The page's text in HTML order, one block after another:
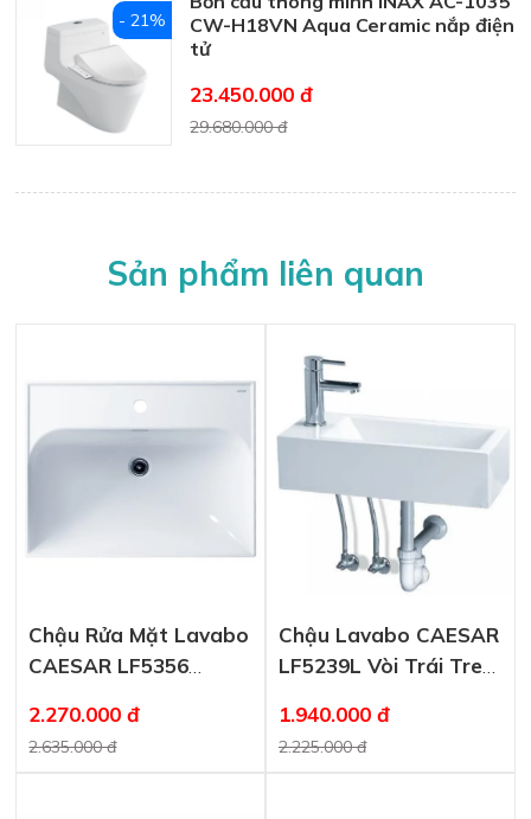
CW-H18VN Aqua Ceramic nắp điện
tử
23.450.000 đ
29.680.000 đ
- 21%
Sản phẩm liên quan
Chậu Rửa Mặt Lavabo
CAESAR LF5356
2.270.000 đ
2.635.000 đ
Chậu Lavabo CAESAR
LF5239L Vòi Trái Treo
1.940.000 đ
2.225.000 đ